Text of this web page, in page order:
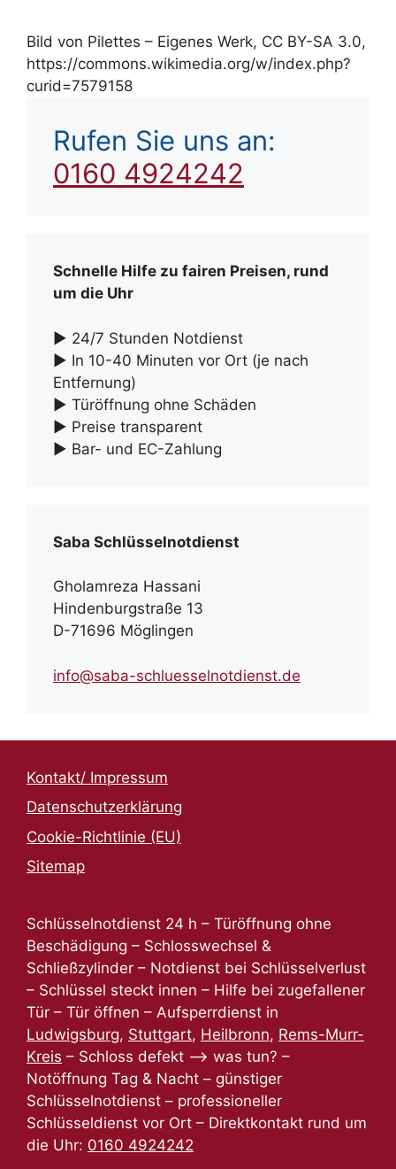
Bild von Pilettes – Eigenes Werk, CC BY-SA 3.0,
https://commons.wikimedia.org/w/index.php?
curid=7579158
Rufen Sie uns an:
0160 4924242
Schnelle Hilfe zu fairen Preisen, rund
um die Uhr
► 24/7 Stunden Notdienst
► In 10-40 Minuten vor Ort (je nach
Entfernung)
► Türöffnung ohne Schäden
► Preise transparent
► Bar- und EC-Zahlung
Saba Schlüsselnotdienst
Gholamreza Hassani
Hindenburgstraße 13
D-71696 Möglingen
info@saba-schluesselnotdienst.de
Kontakt/ Impressum
Datenschutzerklärung
Cookie-Richtlinie (EU)
Sitemap
Schlüsselnotdienst 24 h – Türöffnung ohne
Beschädigung – Schlosswechsel &
Schließzylinder – Notdienst bei Schlüsselverlust
– Schlüssel steckt innen – Hilfe bei zugefallener
Tür – Tür öffnen – Aufsperrdienst in
Ludwigsburg, Stuttgart, Heilbronn, Rems-Murr-
Kreis – Schloss defekt –> was tun? –
Notöffnung Tag & Nacht – günstiger
Schlüsselnotdienst – professioneller
Schlüsseldienst vor Ort – Direktkontakt rund um
die Uhr: 0160 4924242